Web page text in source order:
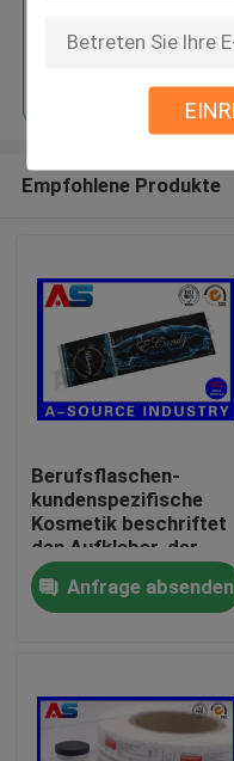
Haus
Über uns
Empfohlene Produkte
Berufsflaschen-
kundenspezifische
Kosmetik beschriftet
den Aufkleber, der
silberne Folie für
Schönheits-
Glasflaschen-
Anfrage absenden